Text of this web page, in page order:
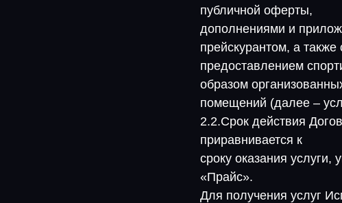
публичной оферты,
дополнениями и
прейскурантом, а также
предоставлением
образом
помещений (далее –
2.2.Срок действия
приравнивается к
сроку оказания услуги,
«Прайс».
Для получения услуг